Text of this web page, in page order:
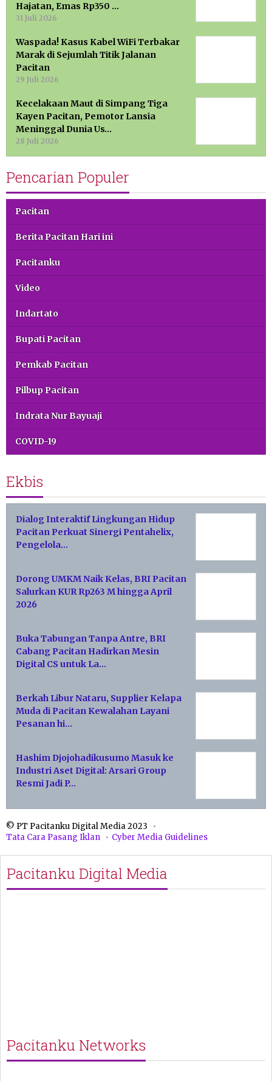
Hajatan, Emas Rp350 …
31 Juli 2026
Waspada! Kasus Kabel WiFi Terbakar
Marak di Sejumlah Titik Jalanan
Pacitan
29 Juli 2026
Kecelakaan Maut di Simpang Tiga
Kayen Pacitan, Pemotor Lansia
Meninggal Dunia Us…
28 Juli 2026
Pencarian Populer
Pacitan
Berita Pacitan Hari ini
Pacitanku
Video
Indartato
Bupati Pacitan
Pemkab Pacitan
Pilbup Pacitan
Indrata Nur Bayuaji
COVID-19
Ekbis
Dialog Interaktif Lingkungan Hidup
Pacitan Perkuat Sinergi Pentahelix,
Pengelola…
Dorong UMKM Naik Kelas, BRI Pacitan
Salurkan KUR Rp263 M hingga April
2026
Buka Tabungan Tanpa Antre, BRI
Cabang Pacitan Hadirkan Mesin
Digital CS untuk La…
Berkah Libur Nataru, Supplier Kelapa
Muda di Pacitan Kewalahan Layani
Pesanan hi…
Hashim Djojohadikusumo Masuk ke
Industri Aset Digital: Arsari Group
Resmi Jadi P…
© PT Pacitanku Digital Media 2023
Tata Cara Pasang Iklan
Cyber Media Guidelines
Pacitanku Digital Media
Pacitanku Networks